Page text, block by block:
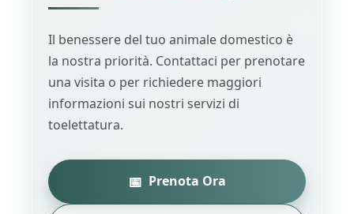
Il benessere del tuo animale domestico è
la nostra priorità. Contattaci per prenotare
una visita o per richiedere maggiori
informazioni sui nostri servizi di
toelettatura.
📅 Prenota Ora